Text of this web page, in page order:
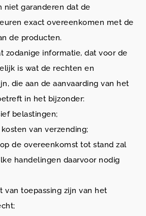
niet garanderen dat de
exact overeenkomen met de
de producten.
zodanige informatie, dat voor de
is wat de rechten en
die aan de aanvaarding van het
in het bijzonder:
belastingen;
van verzending;
de overeenkomst tot stand zal
handelingen daarvoor nodig
van toepassing zijn van het